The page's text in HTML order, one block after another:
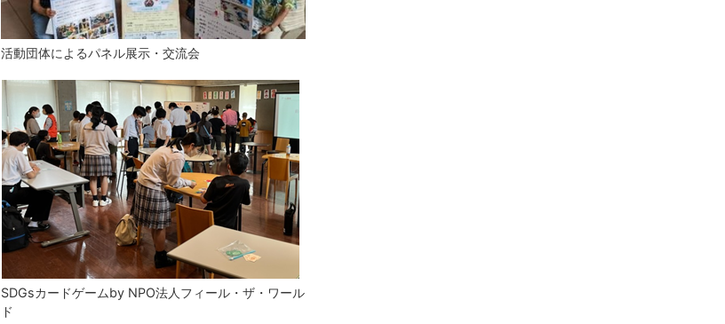
活動団体によるパネル展示・交流会
SDGsカードゲームby NPO法人フィール・ザ・ワール
ド